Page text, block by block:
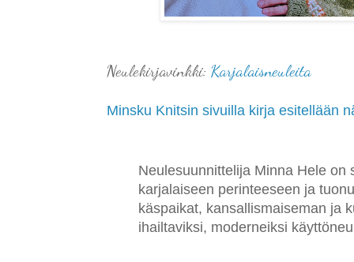
Neulekirjavinkki: Karjalaisneuleita
Minsku Knitsin sivuilla kirja esitellään
Neulesuunnittelija Minna Hele on
karjalaiseen perinteeseen ja
käspaikat, kansallismaiseman ja
ihailtaviksi, moderneiksi